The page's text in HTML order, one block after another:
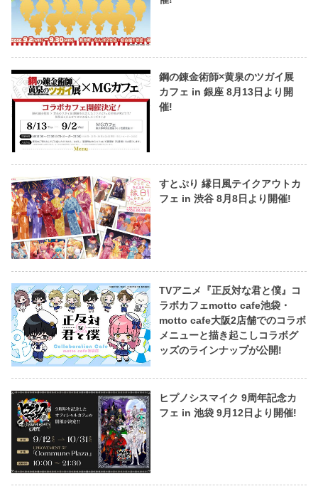
鋼の錬金術師×黄泉のツガイ展
カフェ in 銀座 8月13日より開
催!
すとぷり 縁日風テイクアウトカ
フェ in 渋谷 8月8日より開催!
TVアニメ『正反対な君と僕』コ
ラボカフェmotto cafe池袋・
motto cafe大阪2店舗でのコラボ
メニューと描き起こしコラボグ
ッズのラインナップが公開!
ヒプノシスマイク 9周年記念カ
フェ in 池袋 9月12日より開催!